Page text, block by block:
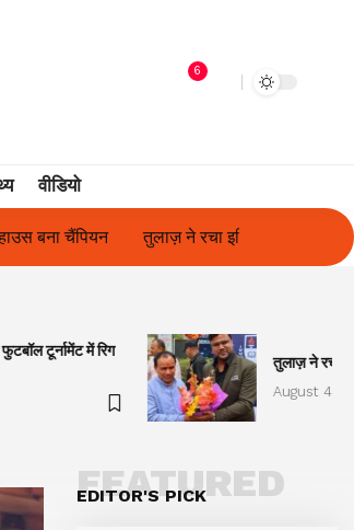
6
वीडियो
से बना विश्वविद्यालय फिल्म अभिनेत्री
टूर्नामेंट में रिग
तुलाज़ ने रचा
August 4,
EDITOR'S PICK
FEATURED